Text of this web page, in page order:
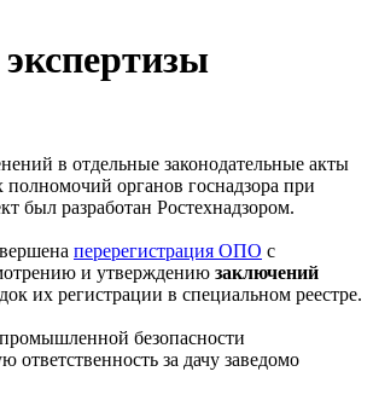
в отдельные законодательные акты
органов госнадзора при
был разработан Ростехнадзором.
перерегистрация ОПО с
и утверждению заключений
их регистрации в специальном реестре.
безопасности
за дачу заведомо